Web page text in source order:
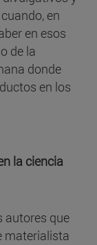
en
en esos
de la
donde
en los
la ciencia
autores que
materialista